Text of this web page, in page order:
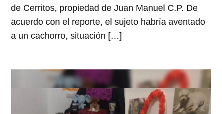
de Cerritos, propiedad de Juan Manuel C.P. De
acuerdo con el reporte, el sujeto habría aventado
a un cachorro, situación […]